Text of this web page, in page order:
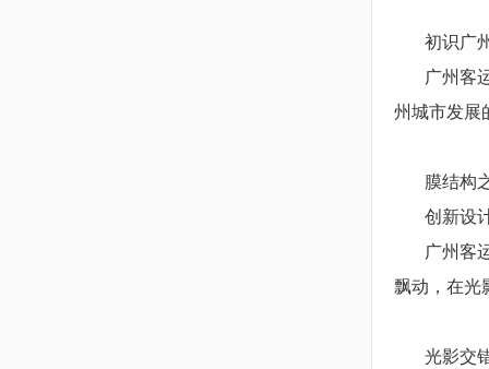
初识广
广州客
州城市发展
膜结构
创新设
广州客
飘动，在光
光影交